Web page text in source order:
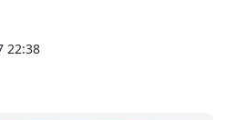
22:38